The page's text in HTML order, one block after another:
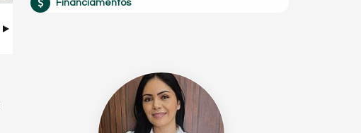
Financiamentos